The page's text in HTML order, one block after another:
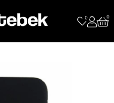
0 0